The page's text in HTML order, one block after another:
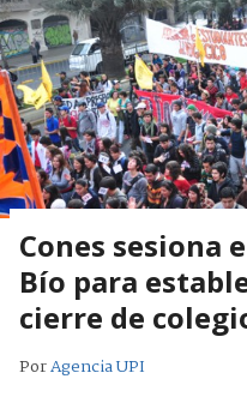
Cones sesiona
Bío para
cierre de
PorAgencia UPI